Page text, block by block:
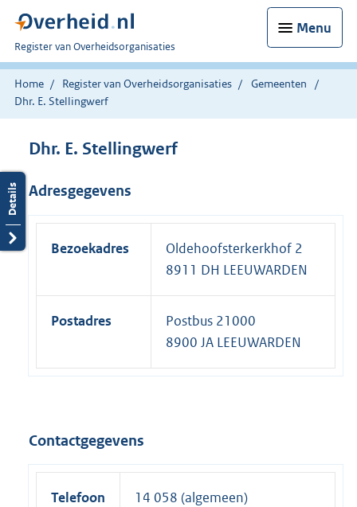
Menu
U
bent
nu
hier:
Register van Overheidsorganisaties
Home Register van Overheidsorganisaties
Gemeenten
Dhr. E. Stellingwerf
Dhr. E. Stellingwerf
Adresgegevens
Bezoekadres
Oldehoofsterkerkhof 2
8911 DH LEEUWARDEN
Postadres
Postbus 21000
8900 JA LEEUWARDEN
Contactgegevens
Telefoon 14 058 (algemeen)